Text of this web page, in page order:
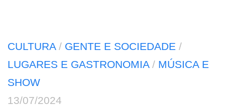
CULTURA/ GENTE E SOCIEDADE /
LUGARES E GASTRONOMIA/ MÚSICA E
SHOW
13/07/2024